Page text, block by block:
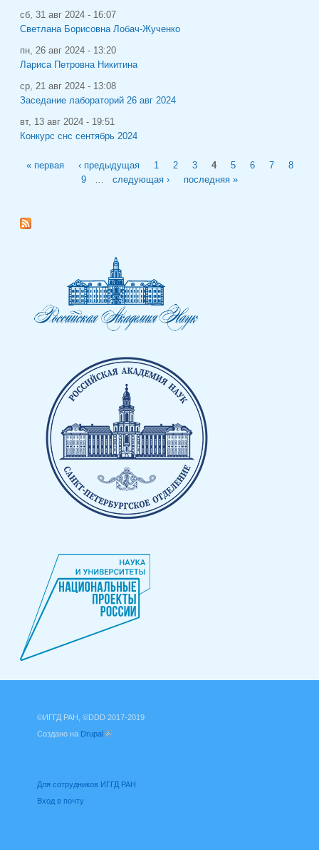
сб, 31 авг 2024 - 16:07
Светлана Борисовна Лобач-Жученко
пн, 26 авг 2024 - 13:20
Лариса Петровна Никитина
ср, 21 авг 2024 - 13:08
Заседание лабораторий 26 авг 2024
вт, 13 авг 2024 - 19:51
Конкурс снс сентябрь 2024
« первая ‹ предыдущая 1 2 3 4 5 6 7
8
9
… следующая › последняя »
©ИГГД РАН, ©DDD 2017-2019
Создано на Drupal
Для сотрудников ИГГД РАН
Вход в почту